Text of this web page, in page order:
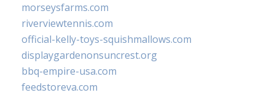
morseysfarms.com
riverviewtennis.com
official-kelly-toys-squishmallows.com
displaygardenonsuncrest.org
bbq-empire-usa.com
feedstoreva.com